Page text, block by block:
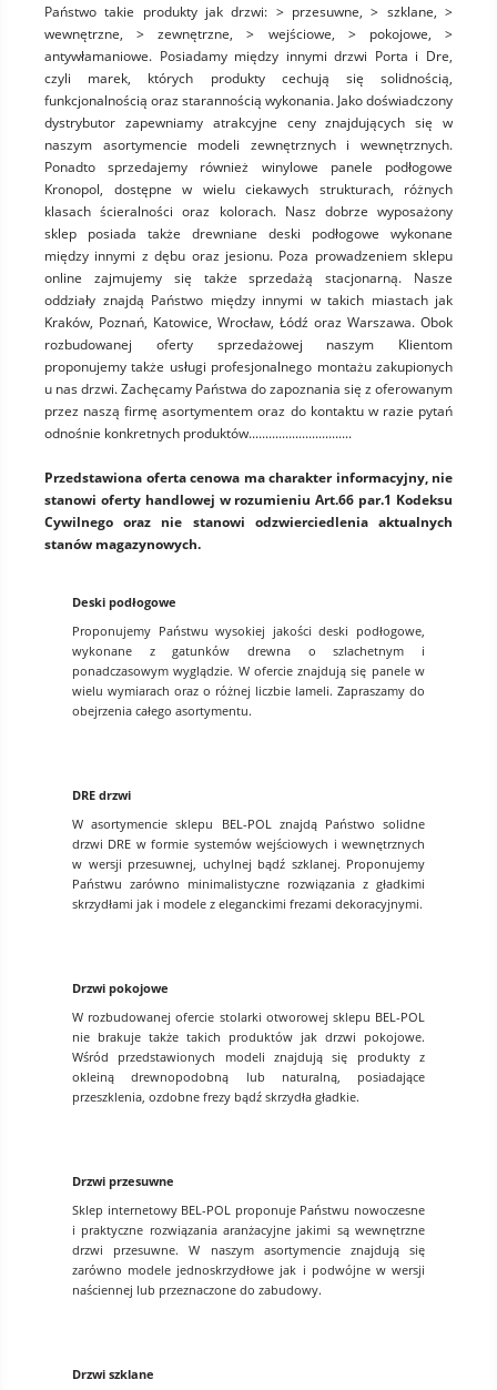
Państwo takie produkty jak drzwi: > przesuwne, > szklane, >
wewnętrzne, > zewnętrzne, > wejściowe, > pokojowe, >
antywłamaniowe. Posiadamy między innymi drzwi Porta i Dre,
czyli marek, których produkty cechują się solidnością,
funkcjonalnością oraz starannością wykonania. Jako doświadczony
dystrybutor zapewniamy atrakcyjne ceny znajdujących się w
naszym asortymencie modeli zewnętrznych i wewnętrznych.
Ponadto sprzedajemy również winylowe panele podłogowe
Kronopol, dostępne w wielu ciekawych strukturach, różnych
klasach ścieralności oraz kolorach. Nasz dobrze wyposażony
sklep posiada także drewniane deski podłogowe wykonane
między innymi z dębu oraz jesionu. Poza prowadzeniem sklepu
online zajmujemy się także sprzedażą stacjonarną. Nasze
oddziały znajdą Państwo między innymi w takich miastach jak
Kraków, Poznań, Katowice, Wrocław, Łódź oraz Warszawa. Obok
rozbudowanej oferty sprzedażowej naszym Klientom
proponujemy także usługi profesjonalnego montażu zakupionych
u nas drzwi. Zachęcamy Państwa do zapoznania się z oferowanym
przez naszą firmę asortymentem oraz do kontaktu w razie pytań
odnośnie konkretnych produktów...............................
Przedstawiona oferta cenowa ma charakter informacyjny, nie
stanowi oferty handlowej w rozumieniu Art.66 par.1 Kodeksu
Cywilnego oraz nie stanowi odzwierciedlenia aktualnych
stanów magazynowych.
Deski podłogowe
Proponujemy Państwu wysokiej jakości deski podłogowe,
wykonane z gatunków drewna o szlachetnym i
ponadczasowym wyglądzie. W ofercie znajdują się panele w
wielu wymiarach oraz o różnej liczbie lameli. Zapraszamy do
obejrzenia całego asortymentu.
DRE drzwi
W asortymencie sklepu BEL-POL znajdą Państwo solidne
drzwi DRE w formie systemów wejściowych i wewnętrznych
w wersji przesuwnej, uchylnej bądź szklanej. Proponujemy
Państwu zarówno minimalistyczne rozwiązania z gładkimi
skrzydłami jak i modele z eleganckimi frezami dekoracyjnymi.
Drzwi pokojowe
W rozbudowanej ofercie stolarki otworowej sklepu BEL-POL
nie brakuje także takich produktów jak drzwi pokojowe.
Wśród przedstawionych modeli znajdują się produkty z
okleiną drewnopodobną lub naturalną, posiadające
przeszklenia, ozdobne frezy bądź skrzydła gładkie.
Drzwi przesuwne
Sklep internetowy BEL-POL proponuje Państwu nowoczesne
i praktyczne rozwiązania aranżacyjne jakimi są wewnętrzne
drzwi przesuwne. W naszym asortymencie znajdują się
zarówno modele jednoskrzydłowe jak i podwójne w wersji
naściennej lub przeznaczone do zabudowy.
Drzwi szklane